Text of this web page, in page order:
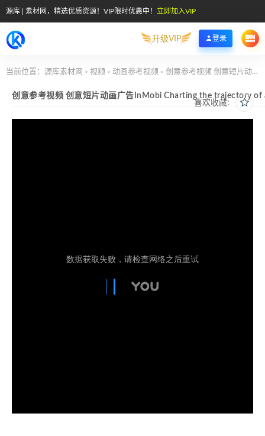
源库 | 素材网，精选优质资源！VIP限时优惠中！ 立即加入VIP
升级VIP 登录
当前位置： 源库素材网 > 视频 > 动画参考视频 > 创意参考视频 创意短片动画广告InMobi Charting the trajectory of a unique startup
喜欢收藏:
创意参考视频 创意短片动画广告InMobi Charting the trajectory of